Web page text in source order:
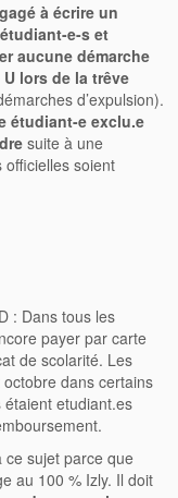
à écrire un
e-s et
aucune démarche
lors de la trêve
d’expulsion).
étudiant-e exclu.e
suite à une
soient
: Dans tous les
payer par carte
de scolarité. Les
dans certains
étaient etudiant.es
ce sujet parce que
au 100 % Izly. Il doit